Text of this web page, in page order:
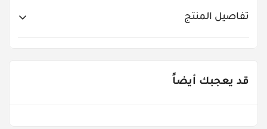
تفاصيل المنتج
قد يعجبك أيضاً